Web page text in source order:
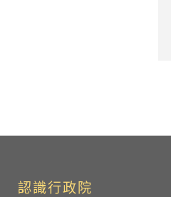
認識行政院